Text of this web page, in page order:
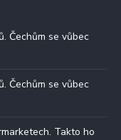
Čechům se vůbec
Čechům se vůbec
Takto ho